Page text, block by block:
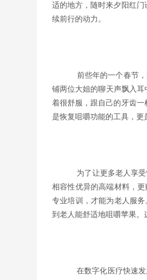
适的地方，随时来夕阳红
续前行的动力。
前些年的一个春节
铺两位大姐的聊天声飘入
着很舒服，跟自己的牙齿
是恢复咀嚼功能的工具，更
为了让更多老人享
相容性优异的高端材料，
专业培训，才能为老人服
到老人能舒适地咀嚼苹果。
在数字化医疗快速